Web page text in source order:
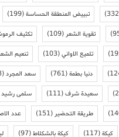
تبييض المنطقة الحساسة(199)
تقوية الشعر(109) تكثيف
تلميع الاواني(103) تنعيم
دنيا بطمة(761) سعد المجرد(113)
سعيدة شرف(111) سلمى رشيد
طريقة التحضير(151) عدد
كيكة(117) كيكة بالشكلاط(97)